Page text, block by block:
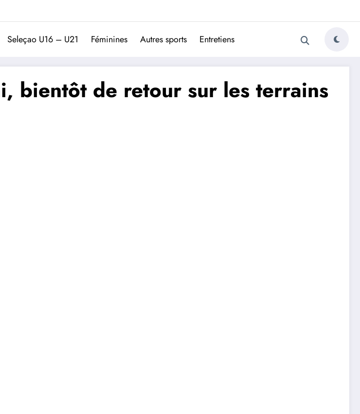
Trivela
L'actualité du football portugais
Seleçao U16 – U21 Féminines Autres sports Entretiens
bientôt de retour sur les terrains